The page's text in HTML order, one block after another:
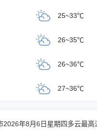
25~33℃
26~35℃
26~36℃
27~36℃
2026年8月6日星期四多云最高